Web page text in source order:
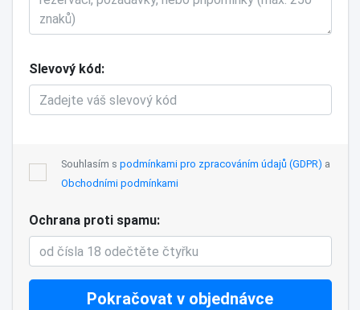
Slevový kód
Souhlasím s podmínkami pro zpracováním údajů (GDPR) a
Obchodními podmínkami
Ochrana proti spamu
Pokračovat v objednávce